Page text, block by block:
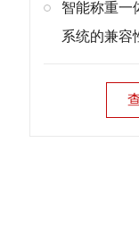
智能称重一
系统的兼容